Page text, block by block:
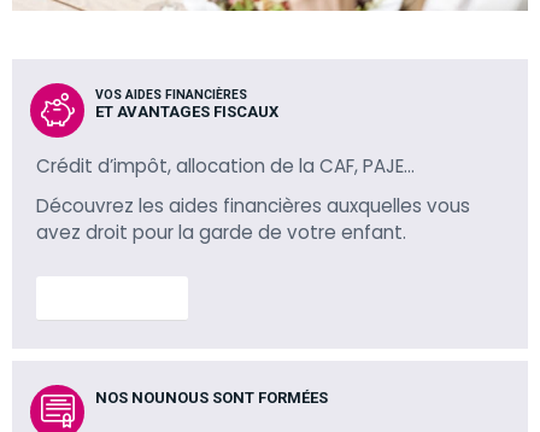
VOS AIDES FINANCIÈRES
ET AVANTAGES FISCAUX
Crédit d’impôt, allocation de la CAF, PAJE…
Découvrez les aides financières auxquelles vous
avez droit pour la garde de votre enfant.
NOS NOUNOUS SONT FORMÉES